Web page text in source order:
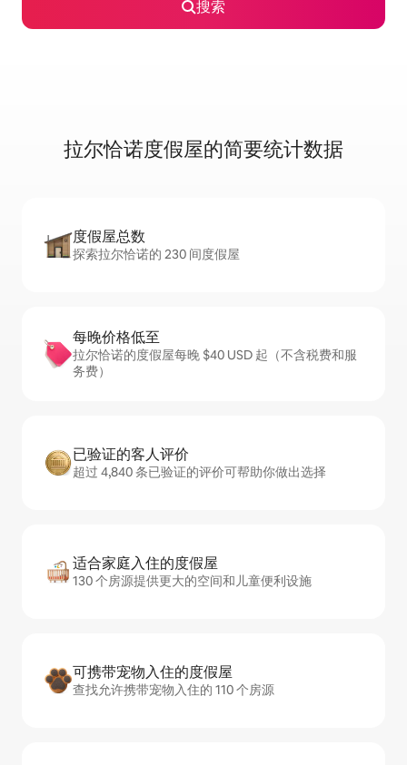
搜索
拉尔恰诺度假屋的简要统计数据
度假屋总数
探索拉尔恰诺的 230 间度假屋
每晚价格低至
拉尔恰诺的度假屋每晚 $40 USD 起（不含税费和服
务费）
已验证的客人评价
超过 4,840 条已验证的评价可帮助你做出选择
适合家庭入住的度假屋
130 个房源提供更大的空间和儿童便利设施
可携带宠物入住的度假屋
查找允许携带宠物入住的 110 个房源